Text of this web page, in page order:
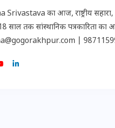
का आज, राष्ट्रीय
साल तक सांस्थानिक पत्रकारिता का
|